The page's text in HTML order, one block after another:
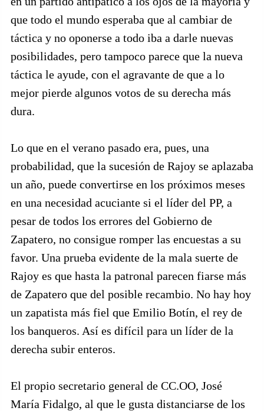
que todo el mundo esperaba que al cambiar de
táctica y no oponerse a todo iba a darle nuevas
posibilidades, pero tampoco parece que la nueva
táctica le ayude, con el agravante de que a lo
mejor pierde algunos votos de su derecha más
dura.
Lo que en el verano pasado era, pues, una
probabilidad, que la sucesión de Rajoy se aplazaba
un año, puede convertirse en los próximos meses
en una necesidad acuciante si el líder del PP, a
pesar de todos los errores del Gobierno de
Zapatero, no consigue romper las encuestas a su
favor. Una prueba evidente de la mala suerte de
Rajoy es que hasta la patronal parecen fiarse más
de Zapatero que del posible recambio. No hay hoy
un zapatista más fiel que Emilio Botín, el rey de
los banqueros. Así es difícil para un líder de la
derecha subir enteros.
El propio secretario general de CC.OO, José
María Fidalgo, al que le gusta distanciarse de los